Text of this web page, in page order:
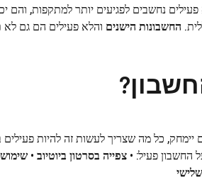
נחשבים לפגיעים יותר למתקפות, והם
החשבונות הישנים והלא פעילים הם גם לא
כל מה שצריך לעשות זה להיות פעילים
החשבון פעיל: • צפייה בסרטון ביוטיוב •